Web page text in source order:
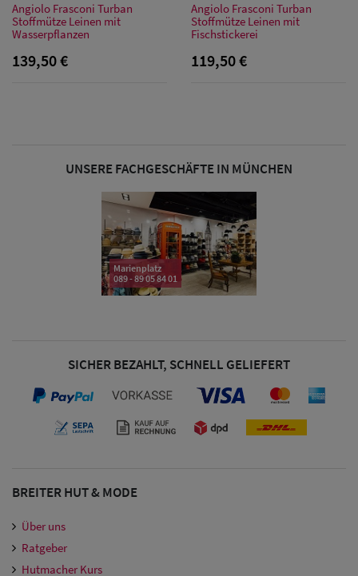
Baseball
Sale: Caps
Angiolo Frasconi Turban
Stoffmütze Leinen mit
Wasserpflanzen
139,50 €
Angiolo Frasconi Turban
Stoffmütze Leinen mit
Fischstickerei
119,50 €
UNSERE FACHGESCHÄFTE IN MÜNCHEN
Marienplatz
089 - 89 05 84 01
SICHER BEZAHLT, SCHNELL GELIEFERT
BREITER HUT & MODE
Über uns
Ratgeber
Hutmacher Kurs